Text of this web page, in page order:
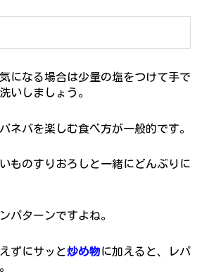
になる場合は少量の塩をつけて手で
いしましょう。
ネバを楽しむ食べ方が一般的です。
ものすりおろしと一緒にどんぶりに
パターンですよね。
ずにサッと炒め物に加えると、レパ